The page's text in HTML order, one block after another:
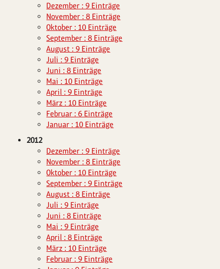
Dezember : 9 Einträge
November : 8 Einträge
Oktober : 10 Einträge
September : 8 Einträge
August : 9 Einträge
Juli : 9 Einträge
Juni : 8 Einträge
Mai : 10 Einträge
April : 9 Einträge
März : 10 Einträge
Februar : 6 Einträge
Januar : 10 Einträge
2012
Dezember : 9 Einträge
November : 8 Einträge
Oktober : 10 Einträge
September : 9 Einträge
August : 8 Einträge
Juli : 9 Einträge
Juni : 8 Einträge
Mai : 9 Einträge
April : 8 Einträge
März : 10 Einträge
Februar : 9 Einträge